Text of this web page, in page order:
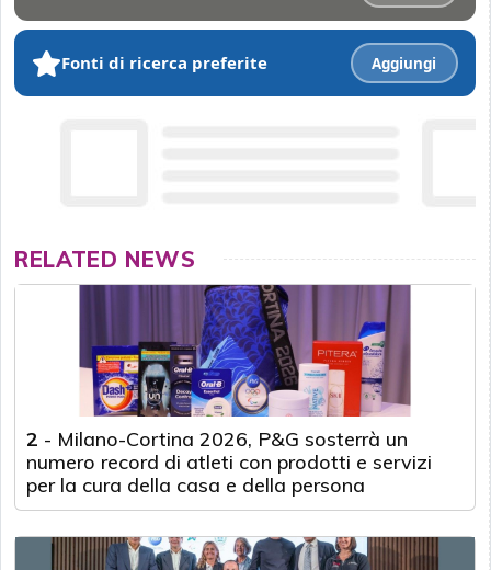
Fonti di ricerca preferite Aggiungi
RELATED NEWS
2 - Milano-Cortina 2026, P&G sosterrà un
numero record di atleti con prodotti e servizi
per la cura della casa e della persona